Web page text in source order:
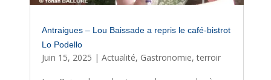
Antraigues – Lou Baissade a repris le café-bistrot
Lo Podello
Juin 15, 2025 | Actualité, Gastronomie,terroir